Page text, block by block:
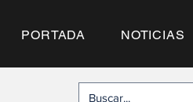
PORTADA NOTICIAS